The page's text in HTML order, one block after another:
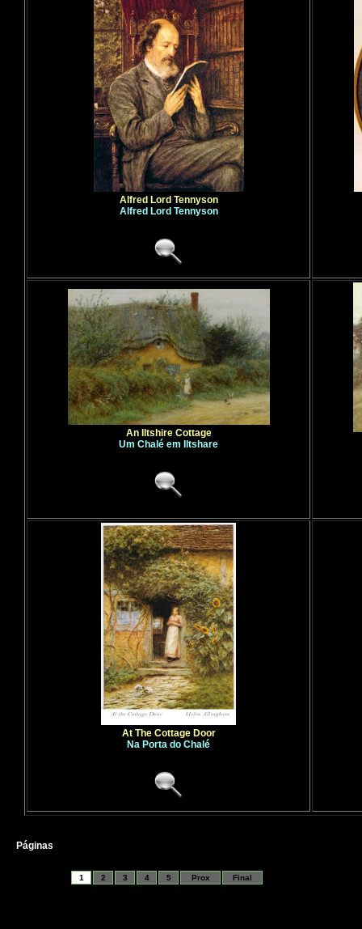
Alfred Lord Tennyson
Alfred Lord Tennyson
An Iltshire Cottage
Um Chalé em Iltshare
At The Cottage Door
Na Porta do Chalé
Páginas
1 2 3 4 5 Prox Final